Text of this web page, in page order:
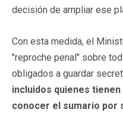
decisión de ampliar ese
Con esta medida, el
"reproche penal" sobre
obligados a guardar
incluidos quienes
conocer el sumario por